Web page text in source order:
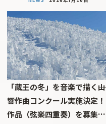
「蔵王の冬」を音楽で描く――山
響作曲コンクール実施決定！
作品（弦楽四重奏）を募集…